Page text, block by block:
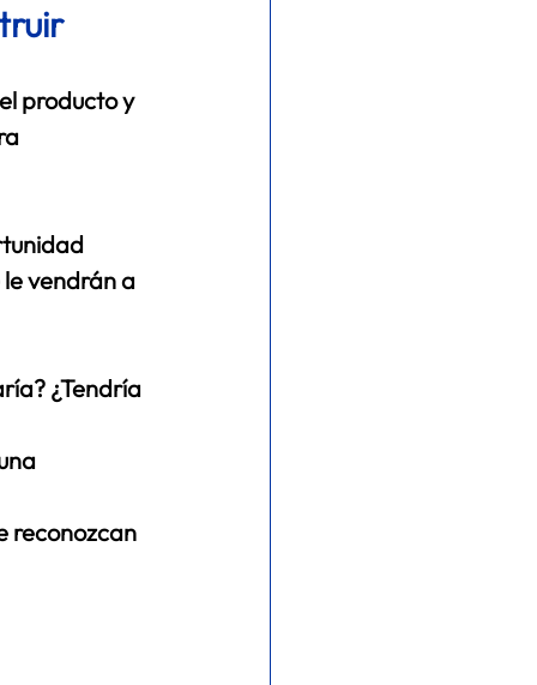
producto y
vendrán a
¿Tendría
reconozcan